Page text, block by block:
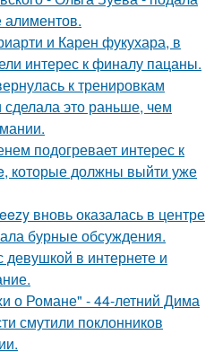
алиментов.
и Карен фукухара, в
интерес к финалу пацаны.
к тренировкам
это раньше, чем
подогревает интерес к
которые должны выйти уже
вновь оказалась в центре
бурные обсуждения.
в интернете и
о Романе" - 44-летний Дима
смутили поклонников